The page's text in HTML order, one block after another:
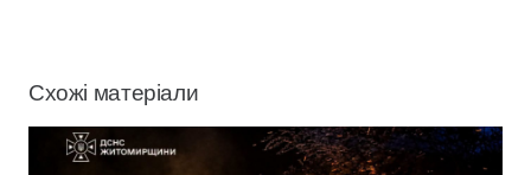
Схожі матеріали